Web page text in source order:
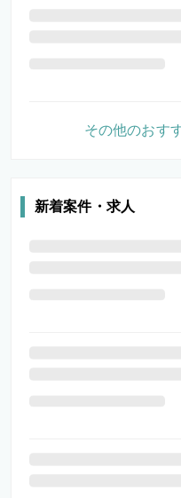
その他のおす
新着案件・求人